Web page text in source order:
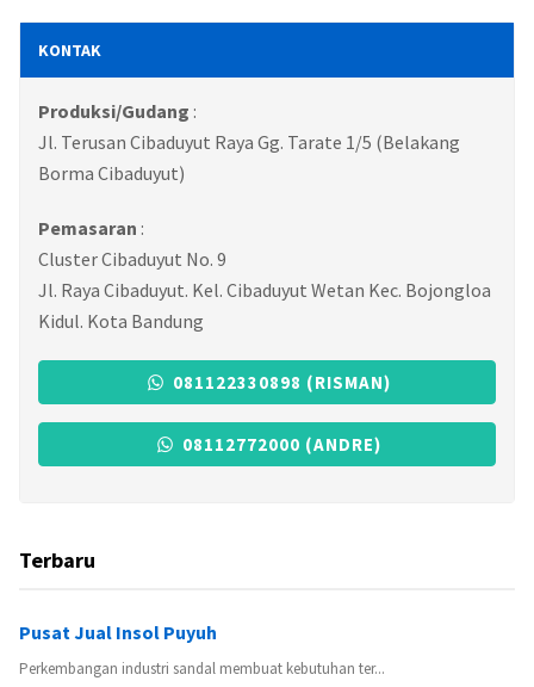
KONTAK
Produksi/Gudang :
Jl. Terusan Cibaduyut Raya Gg. Tarate 1/5 (Belakang
Borma Cibaduyut)
Pemasaran :
Cluster Cibaduyut No. 9
Jl. Raya Cibaduyut. Kel. Cibaduyut Wetan Kec. Bojongloa
Kidul. Kota Bandung
081122330898 (RISMAN)
08112772000 (ANDRE)
Terbaru
Pusat Jual Insol Puyuh
Perkembangan industri sandal membuat kebutuhan ter...